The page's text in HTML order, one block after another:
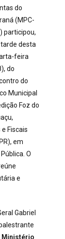
do
(MPC-
participou,
desta
feira
do
do
Municipal
Foz do
Fiscais
em
O
e
Gabriel
Ministério